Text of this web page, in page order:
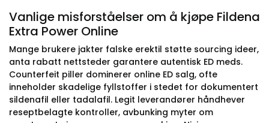
Vanlige misforståelser om å kjøpe Fildena
Extra Power Online
Mange brukere jakter falske erektil støtte sourcing ideer,
anta rabatt nettsteder garantere autentisk ED meds.
Counterfeit piller dominerer online ED salg, ofte
inneholder skadelige fyllstoffer i stedet for dokumentert
sildenafil eller tadalafil. Legit leverandører håndhever
reseptbelagte kontroller, avbunking myter om